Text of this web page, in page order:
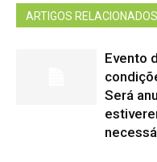
ARTIGOS RELACIONADOS
Evento
Será